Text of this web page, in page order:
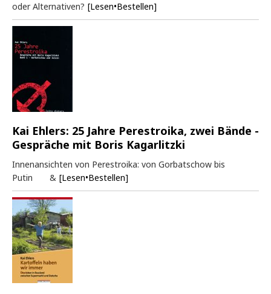
oder Alternativen? [Lesen•Bestellen]
Kai Ehlers: 25 Jahre Perestroika, zwei Bände -
Gespräche mit Boris Kagarlitzki
Innenansichten von Perestroika: von Gorbatschow bis
Putin & [Lesen•Bestellen]